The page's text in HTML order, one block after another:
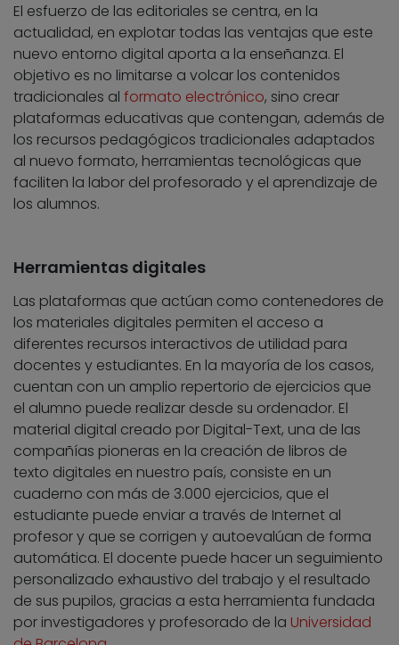
El esfuerzo de las editoriales se centra, en la
actualidad, en explotar todas las ventajas que este
nuevo entorno digital aporta a la enseñanza. El
objetivo es no limitarse a volcar los contenidos
tradicionales al formato electrónico, sino crear
plataformas educativas que contengan, además de
los recursos pedagógicos tradicionales adaptados
al nuevo formato, herramientas tecnológicas que
faciliten la labor del profesorado y el aprendizaje de
los alumnos.
Herramientas digitales
Las plataformas que actúan como contenedores de
los materiales digitales permiten el acceso a
diferentes recursos interactivos de utilidad para
docentes y estudiantes. En la mayoría de los casos,
cuentan con un amplio repertorio de ejercicios que
el alumno puede realizar desde su ordenador. El
material digital creado por Digital-Text, una de las
compañías pioneras en la creación de libros de
texto digitales en nuestro país, consiste en un
cuaderno con más de 3.000 ejercicios, que el
estudiante puede enviar a través de Internet al
profesor y que se corrigen y autoevalúan de forma
automática. El docente puede hacer un seguimiento
personalizado exhaustivo del trabajo y el resultado
de sus pupilos, gracias a esta herramienta fundada
por investigadores y profesorado de la Universidad